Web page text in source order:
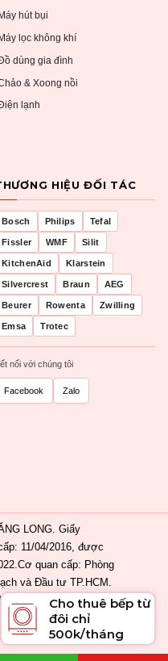
Máy hút bụi
Máy lọc không khí
dùng gia đình
& Xoong nồi
lạnh
HIỆU ĐỐI TÁC
Bosch Philips Tefal
Fissler WMF Silit
KitchenAid Klarstein
Silvercrest Braun AEG
Beurer Rowenta Zwilling
Emsa Trotec
nối với chúng tôi
Facebook Zalo
LONG. Giấy
11/04/2016, được
quan cấp: Phòng
và Đầu tư TP.HCM.
Nguyễn Khắc Nhu,
Tp. Hồ Chí Minh, Việt
Chịu trách nhiệm nội
Cho thuê bếp từ
đôi chỉ
500k/tháng